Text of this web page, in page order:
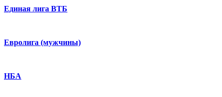
Единая лига ВТБ
Евролига (мужчины)
НБА